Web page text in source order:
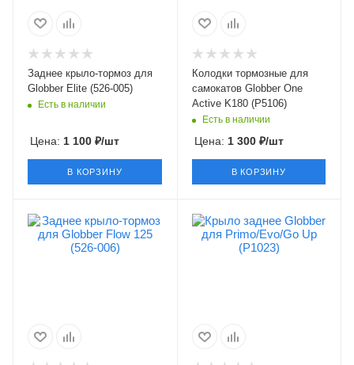
Заднее крыло-тормоз для
Globber Elite (526-005)
Есть в наличии
Цена: 1 100 ₽/шт
В КОРЗИНУ
Колодки тормозные для
самокатов Globber One
Active K180 (P5106)
Есть в наличии
Цена: 1 300₽/шт
В КОРЗИНУ